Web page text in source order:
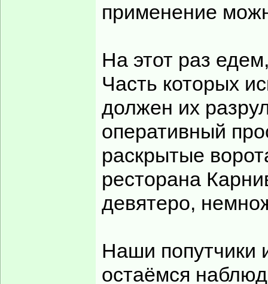
применение
На этот раз
Часть которых
должен их
оперативный
раскрытые
ресторана
девятеро,
Наши попутчики
остаёмся